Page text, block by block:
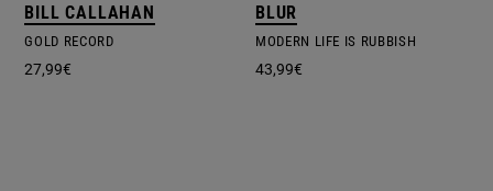
BILL CALLAHAN
GOLD RECORD
27,99€
BLUR
MODERN LIFE IS RUBBISH
43,99€